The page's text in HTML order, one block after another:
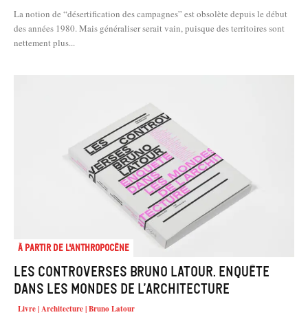
La notion de “désertification des campagnes” est obsolète depuis le début
des années 1980. Mais généraliser serait vain, puisque des territoires sont
nettement plus...
À partir de l'anthropocène
Les controverses Bruno Latour. Enquête
dans les mondes de l’architecture
Livre | Architecture | Bruno Latour